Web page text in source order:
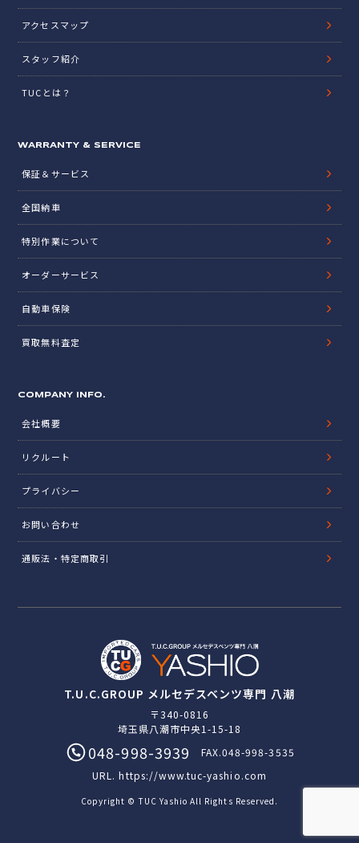
アクセスマップ
スタッフ紹介
TUCとは？
WARRANTY & SERVICE
保証＆サービス
全国納車
特別作業について
オーダーサービス
自動車保険
買取無料査定
COMPANY INFO.
会社概要
リクルート
プライバシー
お問い合わせ
通販法・特定商取引
T.U.C.GROUP メルセデスベンツ専門 八潮
〒340-0816
埼玉県八潮市中央1-15-18
048-998-3939
FAX.048-998-3535
URL.https://www.tuc-yashio.com
Copyright © TUC Yashio All Rights Reserved.